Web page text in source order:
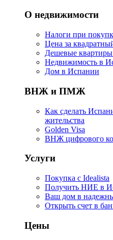
О недвижимости
Налоги при
Цена за
Дешевые
Hедвижимость в
Дом в Испании
ВНЖ и ПМЖ
Как сделать
жительства
Golden Visa
ВНЖ цифрового
Услуги
Покупка с Idealista
Получить НИЕ в
Ваш дом в
Открыть счет в
Цены